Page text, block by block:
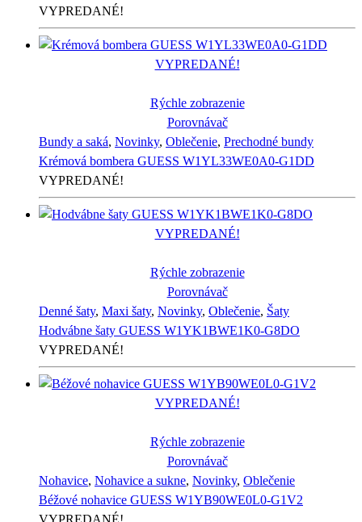
VYPREDANÉ!
VYPREDANÉ!
Rýchle zobrazenie
Porovnávač
Bundy a saká, Novinky, Oblečenie, Prechodné bundy
Krémová bombera GUESS W1YL33WE0A0-G1DD
VYPREDANÉ!
VYPREDANÉ!
Rýchle zobrazenie
Porovnávač
Denné šaty, Maxi šaty, Novinky, Oblečenie, Šaty
Hodvábne šaty GUESS W1YK1BWE1K0-G8DO
VYPREDANÉ!
VYPREDANÉ!
Rýchle zobrazenie
Porovnávač
Nohavice, Nohavice a sukne, Novinky, Oblečenie
Béžové nohavice GUESS W1YB90WE0L0-G1V2